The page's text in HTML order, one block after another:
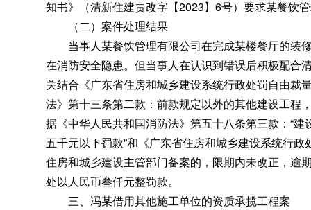
知书》（清新住建责改字【2023】6号）要求某餐饮
（二）案件处理结果
当事人某餐饮管理有限公司在完成某楼餐厅的装
在消防安全隐患。但当事人在认识到错误后积极配合
关结合《广东省住房和城乡建设系统行政处罚自由裁
法》第十三条第二款：前款规定以外的其他建设工程
据《中华人民共和国消防法》第五十八条第三款：“
五千元以下罚款”和《广东省住房和城乡建设系统行
住房和城乡建设主管部门备案的，限期内未改正 ， 逾
处以人民币叁仟元整罚款。
三、冯某借用其他施工单位的资质承揽工程案